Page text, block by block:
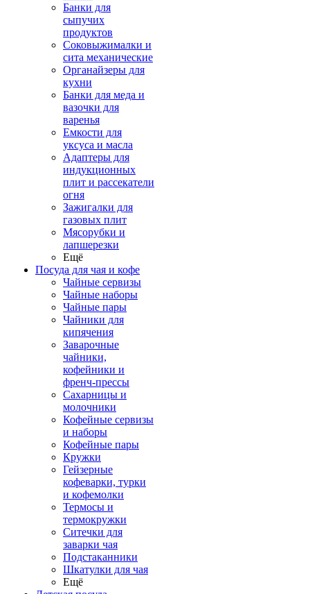
Банки для
сыпучих
продуктов
Соковыжималки и
сита механические
Органайзеры для
кухни
Банки для меда и
вазочки для
варенья
Емкости для
уксуса и масла
Адаптеры для
индукционных
плит и рассекатели
огня
Зажигалки для
газовых плит
Мясорубки и
лапшерезки
Ещё
Посуда для чая и кофе
Чайные сервизы
Чайные наборы
Чайные пары
Чайники для
кипячения
Заварочные
чайники,
кофейники и
френч-прессы
Сахарницы и
молочники
Кофейные сервизы
и наборы
Кофейные пары
Кружки
Гейзерные
кофеварки, турки
и кофемолки
Термосы и
термокружки
Ситечки для
заварки чая
Подстаканники
Шкатулки для чая
Ещё